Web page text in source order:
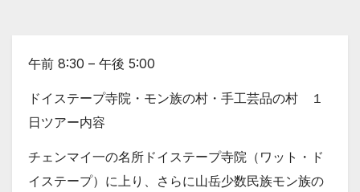
午前 8:30 – 午後 5:00
ドイステープ寺院・モン族の村・手工芸品の村 １
日ツアー内容
チェンマイ一の名所ドイステープ寺院（ワット・ド
イステープ）に上り、さらに山岳少数民族モン族の